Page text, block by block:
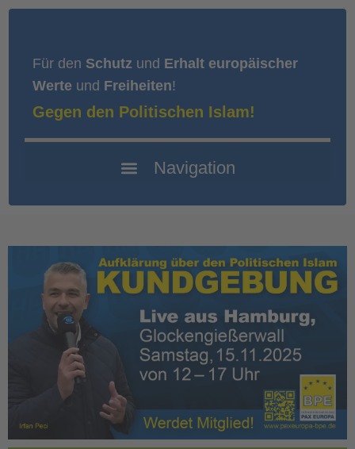
Für den Schutz und Erhalt europäischer
Werte und Freiheiten!
Gegen den Politischen Islam!